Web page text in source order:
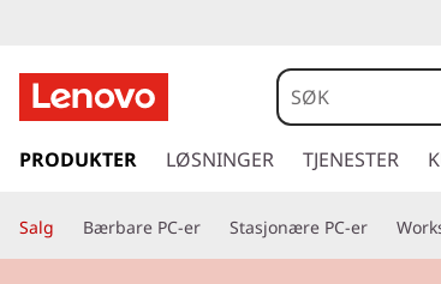
a
p
o
å
l
h
PRODUKTER LØSNINGER TJENESTER
Salg Bærbare PC-er Stasjonære PC-er